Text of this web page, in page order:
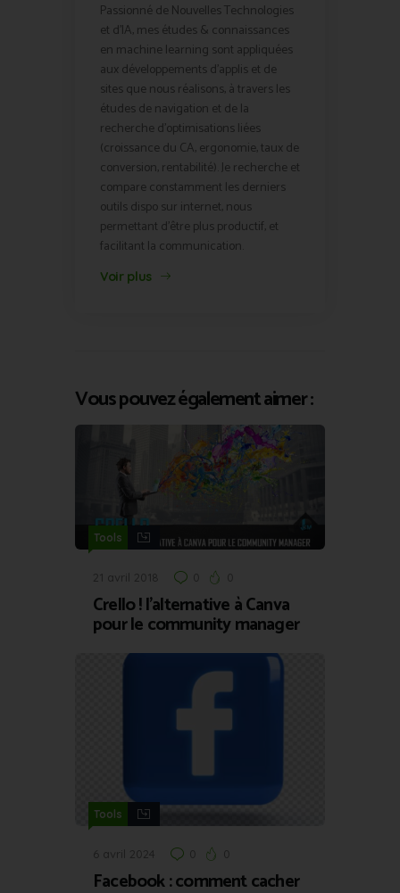
Passionné de Nouvelles Technologies
et d'IA, mes études & connaissances
en machine learning sont appliquées
aux développements d'applis et de
sites que nous réalisons, à travers les
études de navigation et de la
recherche d'optimisations liées
(croissance du CA, ergonomie, taux de
conversion, rentabilité). Je recherche et
compare constamment les derniers
outils dispo sur internet, nous
permettant d'être plus productif, et
facilitant la communication.
Voir plus
Vous pouvez également aimer :
Tools
21 avril 2018 0 0
Crello ! l’alternative à Canva
pour le community manager
Tools
6 avril 2024 0 0
Facebook : comment cacher